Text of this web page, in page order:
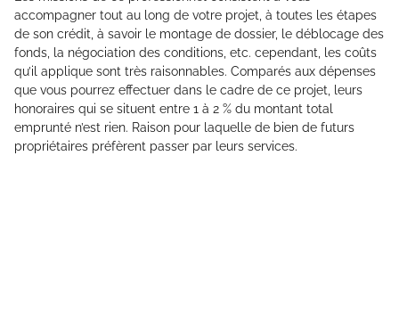
accompagner tout au long de votre projet, à toutes les étapes
de son crédit, à savoir le montage de dossier, le déblocage des
fonds, la négociation des conditions, etc. cependant, les coûts
qu’il applique sont très raisonnables. Comparés aux dépenses
que vous pourrez effectuer dans le cadre de ce projet, leurs
honoraires qui se situent entre 1 à 2 % du montant total
emprunté n’est rien. Raison pour laquelle de bien de futurs
propriétaires préfèrent passer par leurs services.